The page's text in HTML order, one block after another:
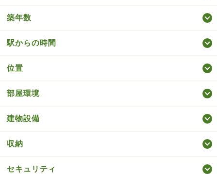
築年数
駅からの時間
位置
部屋環境
建物設備
収納
セキュリティ